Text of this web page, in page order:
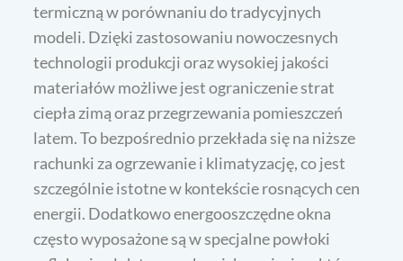
termiczną w porównaniu do tradycyjnych
modeli. Dzięki zastosowaniu nowoczesnych
technologii produkcji oraz wysokiej jakości
materiałów możliwe jest ograniczenie strat
ciepła zimą oraz przegrzewania pomieszczeń
latem. To bezpośrednio przekłada się na niższe
rachunki za ogrzewanie i klimatyzację, co jest
szczególnie istotne w kontekście rosnących cen
energii. Dodatkowo energooszczędne okna
często wyposażone są w specjalne powłoki